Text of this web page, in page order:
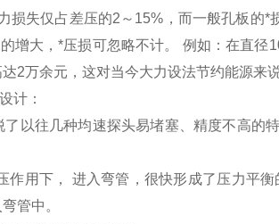
损失仅占差压的2～15%，而一般孔板的
增大，*压损可忽略不计。 例如：在直
2万余元，这对当今大力设法节约能源来
计：
以往几种均速探头易堵塞、精度不高的
作用下， 进入弯管，很快形成了压力平
管中。